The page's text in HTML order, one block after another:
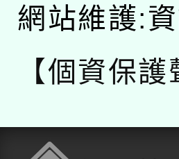
網站維護:
【個資保護